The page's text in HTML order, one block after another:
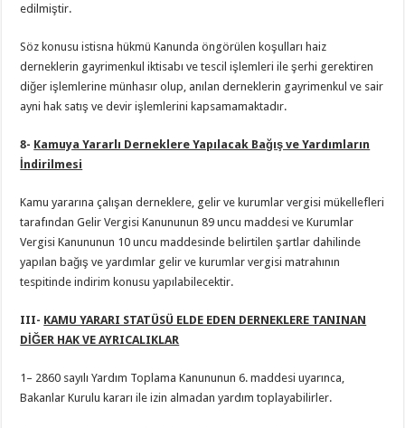
edilmiştir.
Söz konusu istisna hükmü Kanunda öngörülen koşulları haiz
derneklerin gayrimenkul iktisabı ve tescil işlemleri ile şerhi gerektiren
diğer işlemlerine münhasır olup, anılan derneklerin gayrimenkul ve sair
ayni hak satış ve devir işlemlerini kapsamamaktadır.
8- Kamuya Yararlı Derneklere Yapılacak Bağış ve Yardımların
İndirilmesi
Kamu yararına çalışan derneklere, gelir ve kurumlar vergisi mükellefleri
tarafından Gelir Vergisi Kanununun 89 uncu maddesi ve Kurumlar
Vergisi Kanununun 10 uncu maddesinde belirtilen şartlar dahilinde
yapılan bağış ve yardımlar gelir ve kurumlar vergisi matrahının
tespitinde indirim konusu yapılabilecektir.
III- KAMU YARARI STATÜSÜ ELDE EDEN DERNEKLERE TANINAN
DİĞER HAK VE AYRICALIKLAR
1– 2860 sayılı Yardım Toplama Kanununun 6. maddesi uyarınca,
Bakanlar Kurulu kararı ile izin almadan yardım toplayabilirler.